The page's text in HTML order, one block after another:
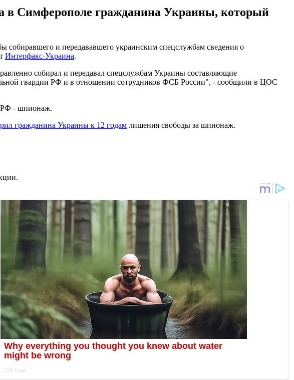
в Симферополе гражданина Украины, который
и передававшего украинским спецслужбам сведения о
Интерфакс-Украина.
собирал и передавал спецслужбам Украины составляющие
гвардии РФ и в отношении сотрудников ФСБ России", - сообщили в ЦОС
РФ - шпионаж.
гражданина Украины к 12 годам лишения свободы за шпионаж.